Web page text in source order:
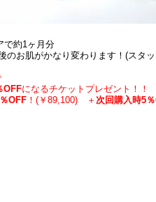
で約1ヶ月分
のお肌がかなり変わります！(スタ
OFFになるチケットプレゼント！！
OFF ！(￥89,100) ＋ 次回購入時5